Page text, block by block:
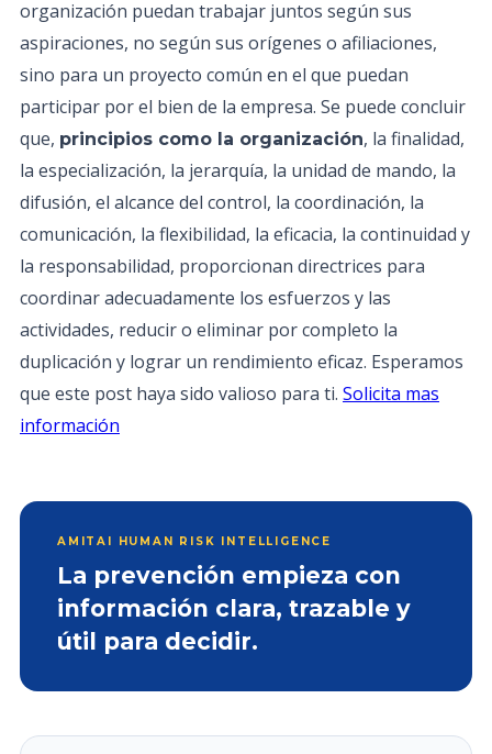
organización puedan trabajar juntos según sus
aspiraciones, no según sus orígenes o afiliaciones,
sino para un proyecto común en el que puedan
participar por el bien de la empresa. Se puede concluir
que, principios como la organización, la finalidad,
la especialización, la jerarquía, la unidad de mando, la
difusión, el alcance del control, la coordinación, la
comunicación, la flexibilidad, la eficacia, la continuidad y
la responsabilidad, proporcionan directrices para
coordinar adecuadamente los esfuerzos y las
actividades, reducir o eliminar por completo la
duplicación y lograr un rendimiento eficaz. Esperamos
que este post haya sido valioso para ti. Solicita mas
información
AMITAI HUMAN RISK INTELLIGENCE
La prevención empieza con
información clara, trazable y
útil para decidir.